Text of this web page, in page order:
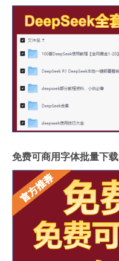
免费可商用字体批量下载